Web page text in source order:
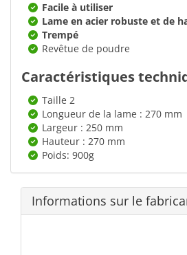
Facile à utiliser
Lame en acier robuste et de
Trempé
Revêtue de poudre
Caractéristiques
Taille 2
Longueur de la lame : 270 mm
Largeur : 250 mm
Hauteur : 270 mm
Poids: 900g
Informations sur le